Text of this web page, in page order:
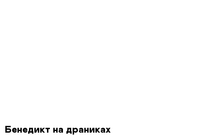
Бенедикт на драниках